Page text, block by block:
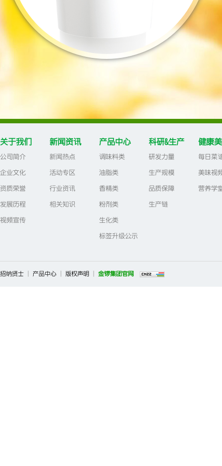
关于我们
公司简介
企业文化
资质荣誉
发展历程
视频宣传
新闻资讯
新闻热点
活动专区
行业资讯
相关知识
产品中心
调味料类
油脂类
香精类
粉剂类
生化类
标签升级公示
科研&生产
研发力量
生产规模
品质保障
生产链
健康
每日菜
美味视
营养学
招纳贤士 | 产品中心 | 版权声明 | 金锣集团官网